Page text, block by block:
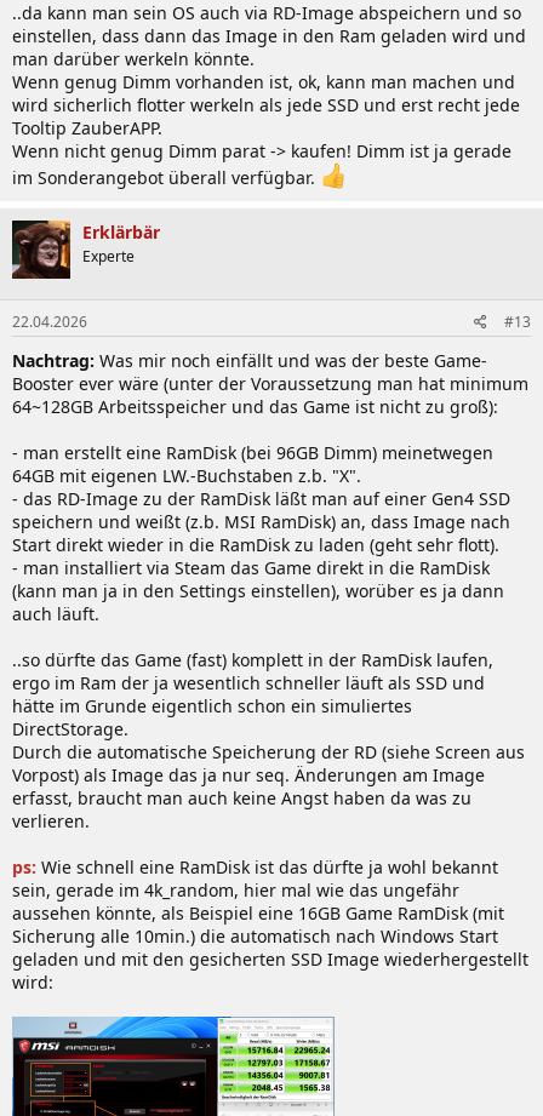
..da kann man sein OS auch via RD-Image abspeichern und so
einstellen, dass dann das Image in den Ram geladen wird und
man darüber werkeln könnte.
Wenn genug Dimm vorhanden ist, ok, kann man machen und
wird sicherlich flotter werkeln als jede SSD und erst recht jede
Tooltip ZauberAPP.
Wenn nicht genug Dimm parat -> kaufen! Dimm ist ja gerade
im Sonderangebot überall verfügbar.
Erklärbär
Experte
22.04.2026 #13
Nachtrag: Was mir noch einfällt und was der beste Game-
Booster ever wäre (unter der Voraussetzung man hat minimum
64~128GB Arbeitsspeicher und das Game ist nicht zu groß):
- man erstellt eine RamDisk (bei 96GB Dimm) meinetwegen
64GB mit eigenen LW.-Buchstaben z.b. "X".
- das RD-Image zu der RamDisk läßt man auf einer Gen4 SSD
speichern und weißt (z.b. MSI RamDisk) an, dass Image nach
Start direkt wieder in die RamDisk zu laden (geht sehr flott).
- man installiert via Steam das Game direkt in die RamDisk
(kann man ja in den Settings einstellen), worüber es ja dann
auch läuft.
..so dürfte das Game (fast) komplett in der RamDisk laufen,
ergo im Ram der ja wesentlich schneller läuft als SSD und
hätte im Grunde eigentlich schon ein simuliertes
DirectStorage.
Durch die automatische Speicherung der RD (siehe Screen aus
Vorpost) als Image das ja nur seq. Änderungen am Image
erfasst, braucht man auch keine Angst haben da was zu
verlieren.
ps: Wie schnell eine RamDisk ist das dürfte ja wohl bekannt
sein, gerade im 4k_random, hier mal wie das ungefähr
aussehen könnte, als Beispiel eine 16GB Game RamDisk (mit
Sicherung alle 10min.) die automatisch nach Windows Start
geladen und mit den gesicherten SSD Image wiederhergestellt
wird: